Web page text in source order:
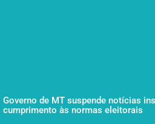
Governo de MT suspende notícias
cumprimento às normas eleitorais